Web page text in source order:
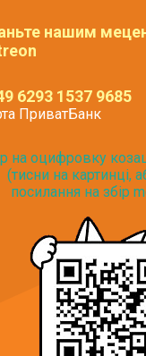
нашим
6293 1537 9685
ПриватБанк
на оцифровку
(тисни на картинці,
посилання на збір